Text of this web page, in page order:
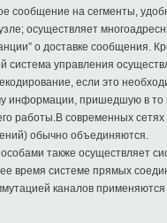
сообщение на сегменты,
осуществляет
о доставке сообщения.
система управления
если это
информации, пришедшую в то
работы.В современных сетях
обычно объединяются.
также осуществляет
время системе прямых
каналов